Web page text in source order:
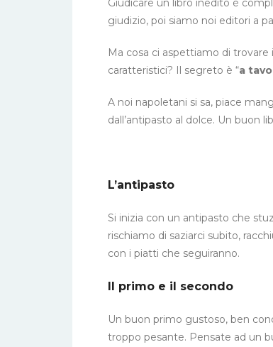
Giudicare un libro inedito è
giudizio, poi siamo noi editori a
Ma cosa ci aspettiamo di
caratteristici? Il segreto è “a
A noi napoletani si sa, piace
dall’antipasto al dolce. Un buon
L’antipasto
Si inizia con un antipasto che
rischiamo di saziarci subito,
con i piatti che seguiranno.
Il primo e il secondo
Un buon primo gustoso, ben
troppo pesante. Pensate ad un